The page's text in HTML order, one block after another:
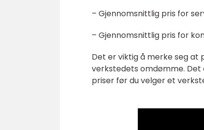
– Gjennomsnittlig pris for
– Gjennomsnittlig pris for
Det er viktig å merke seg at
verkstedets omdømme. Det
priser før du velger et